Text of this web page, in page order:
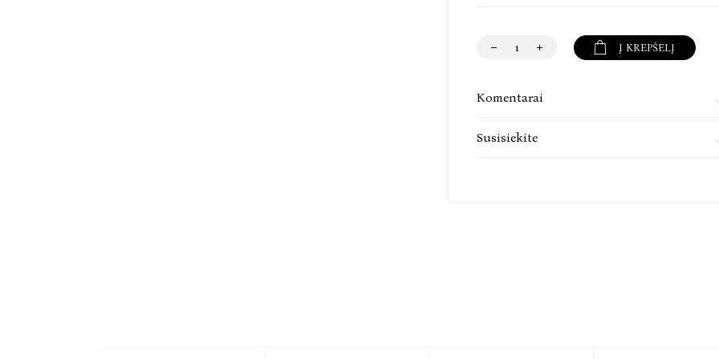
„Kiškio batai“
- Kodėl šuo amžiams susipyko su kiškiu?
- Dėl ko kilo kukučio ir griežlės ginčas – gal
Į KREPŠELĮ
Komentarai
Susisiekite